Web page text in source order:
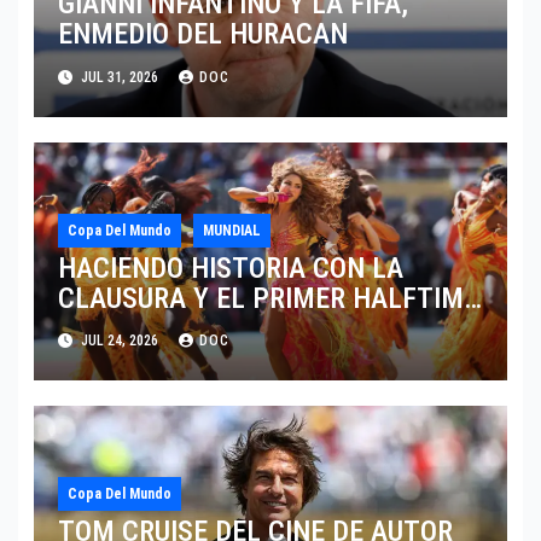
ENMEDIO DEL HURACAN
JUL 31, 2026 DOC
Copa Del Mundo MUNDIAL
HACIENDO HISTORIA CON LA
CLAUSURA Y EL PRIMER HALFTIME
SHOW EN LA HISTORIA DEL
MUNDIAL 2026
JUL 24, 2026 DOC
Copa Del Mundo
TOM CRUISE DEL CINE DE AUTOR